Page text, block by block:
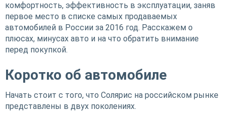
комфортность, эффективность в эксплуатации, заняв
первое место в списке самых продаваемых
автомобилей в России за 2016 год. Расскажем о
плюсах, минусах авто и на что обратить внимание
перед покупкой.
Коротко об автомобиле
Начать стоит с того, что Солярис на российском рынке
представлены в двух поколениях.